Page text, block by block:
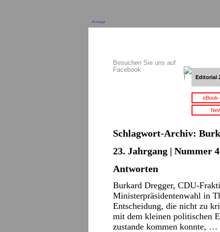
Anzeige
Besuchen Sie uns auf
Facebook
Editorial
Schlagwort-Archiv:
23. Jahrgang | Nummer
Antworten
Burkard Dregger, CDU-
Ministerpräsidentenwahl in
Entscheidung, die nicht zu
mit dem kleinen politischen
zustande kommen konnte, …